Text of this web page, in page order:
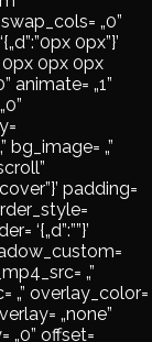
„0”
0px”}’
0px 0px 0px
animate= „1”
„”
padding=
‘{„d”:””}’
„”
„” overlay_color=
„none”
„0” offset=